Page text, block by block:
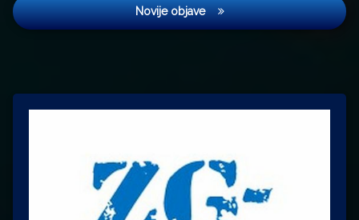
Novije objave